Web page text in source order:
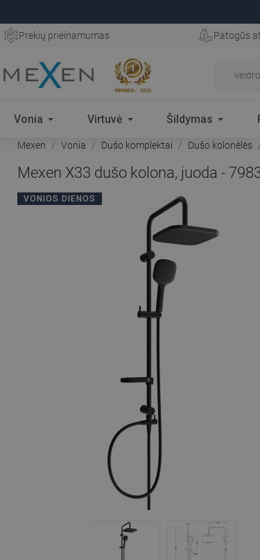
Prekių prieinamumas Patogūs
Vonia Virtuvė Šildymas
Mexen Vonia Dušo komplektai Dušo kolonėlės
Mexen X33 dušo kolona, juoda -
VONIOS DIENOS